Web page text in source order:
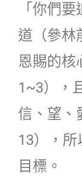
「你們
道（參林
恩賜的核
1~3），
信、望、
13），
目標。